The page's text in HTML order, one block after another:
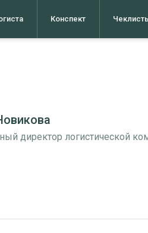
Конспект
директор логистической